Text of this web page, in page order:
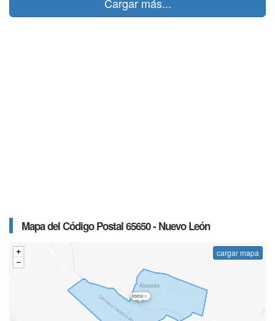
Cargar más...
Mapa del Código Postal 65650 - Nuevo León
cargar mapa